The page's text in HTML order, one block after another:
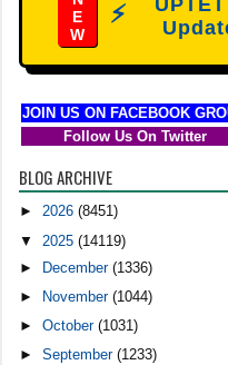
E
W
⚡
JOIN US ON FACEBOOK
Follow Us On Twitter
BLOG ARCHIVE
►2026(8451)
▼ 2025(14119)
►
December(1336)
►
November(1044)
►October(1031)
►September(1233)